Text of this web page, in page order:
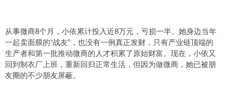
从事微商8个月，小依累计投入近8万元，亏损一半。她身边当年
一起卖面膜的“战友”，也没有一例真正发财，只有产业链顶端的
生产者和第一批推动微商的人才积累了原始财富。现在，小依又
回到制衣厂上班，重新回归正常生活，但因为做微商，她已被朋
友圈的不少朋友屏蔽。